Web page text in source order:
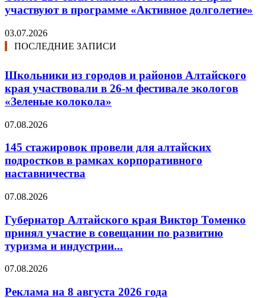
участвуют в программе «Активное долголетие»
03.07.2026
ПОСЛЕДНИЕ ЗАПИСИ
Школьники из городов и районов Алтайского
края участвовали в 26-м фестивале экологов
«Зеленые колокола»
07.08.2026
145 стажировок провели для алтайских
подростков в рамках корпоративного
наставничества
07.08.2026
Губернатор Алтайского края Виктор Томенко
принял участие в совещании по развитию
туризма и индустрии...
07.08.2026
Реклама на 8 августа 2026 года